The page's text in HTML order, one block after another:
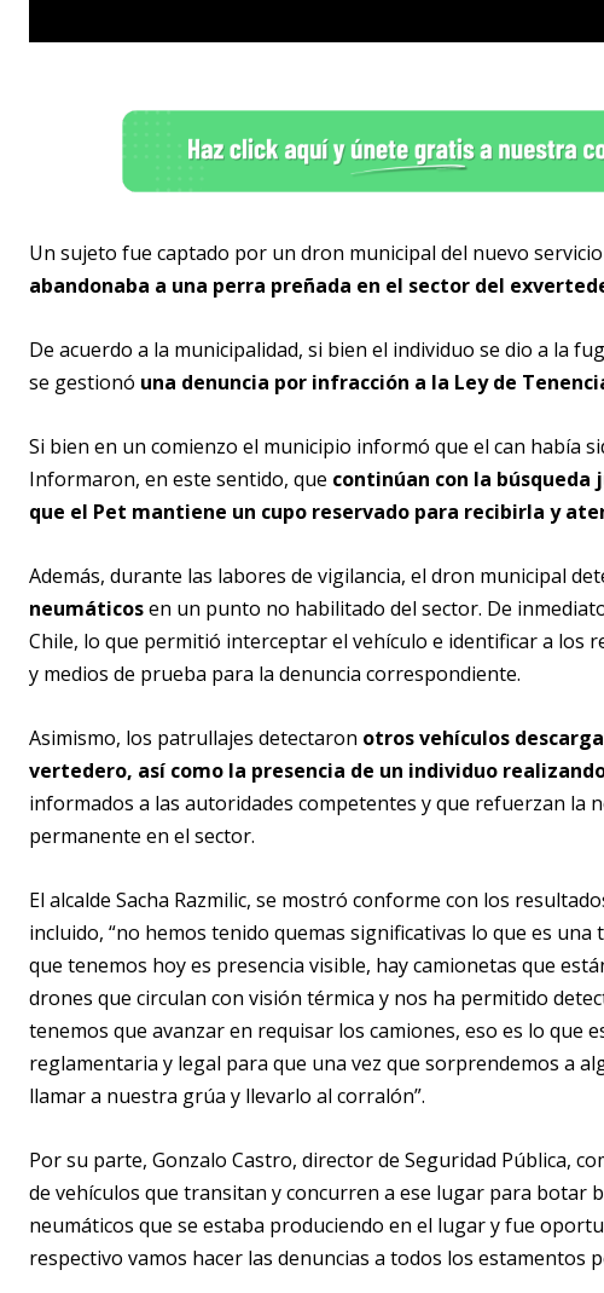
Un sujeto fue captado por un dron municipal del nuevo
abandonaba a una perra preñada en el sector del
De acuerdo a la municipalidad, si bien el individuo se dio a la
se gestionó una denuncia por infracción a la Ley de
Si bien en un comienzo el municipio informó que el can había
Informaron, en este sentido, que continúan con la
que el Pet mantiene un cupo reservado para recibirla y
Además, durante las labores de vigilancia, el dron municipal
neumáticosen un punto no habilitado del sector. De
Chile, lo que permitió interceptar el vehículo e identificar a los
y medios de prueba para la denuncia correspondiente.
Asimismo, los patrullajes detectaron otros vehículos
vertedero, así como la presencia de un individuo
informados a las autoridades competentes y que refuerzan la
permanente en el sector.
El alcalde Sacha Razmilic, se mostró conforme con los
incluido, “no hemos tenido quemas significativas lo que es
que tenemos hoy es presencia visible, hay camionetas que
drones que circulan con visión térmica y nos ha permitido
tenemos que avanzar en requisar los camiones, eso es lo que
reglamentaria y legal para que una vez que sorprendemos a
llamar a nuestra grúa y llevarlo al corralón”.
Por su parte, Gonzalo Castro, director de Seguridad Pública,
de vehículos que transitan y concurren a ese lugar para botar
neumáticos que se estaba produciendo en el lugar y fue
respectivo vamos hacer las denuncias a todos los estamentos